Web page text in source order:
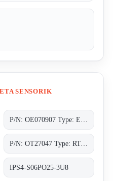
SENSORIK
P/N: OT27047 Type: RT-78-0-MHP
IPS4-S06PO25-3U8